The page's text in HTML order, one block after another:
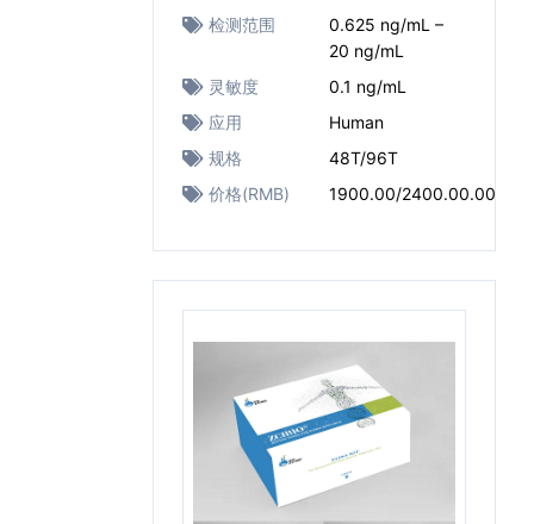
检测范围
0.625 ng/mL –
20 ng/mL
灵敏度
0.1 ng/mL
应用
Human
规格
48T/96T
价格(RMB)
1900.00/2400.00.00